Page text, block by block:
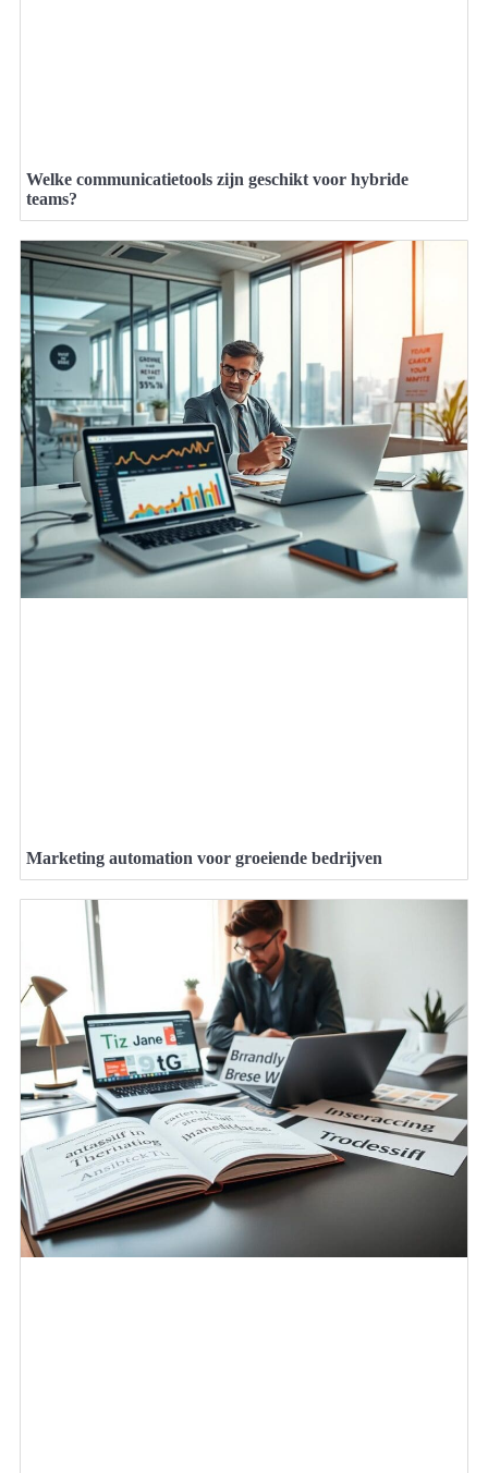
Welke communicatietools zijn geschikt voor hybride
teams?
Marketing automation voor groeiende bedrijven